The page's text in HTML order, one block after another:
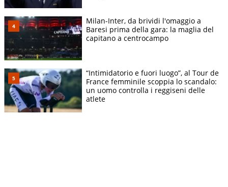
Milan-Inter, da brividi l'omaggio a
Baresi prima della gara: la maglia del
capitano a centrocampo
“Intimidatorio e fuori luogo”, al Tour de
France femminile scoppia lo scandalo:
un uomo controlla i reggiseni delle
atlete